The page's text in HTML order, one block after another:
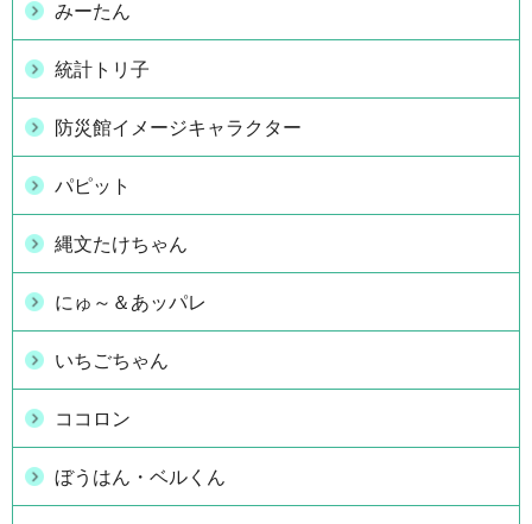
みーたん
統計トリ子
防災館イメージキャラクター
パピット
縄文たけちゃん
にゅ～＆あッパレ
いちごちゃん
ココロン
ぼうはん・ベルくん